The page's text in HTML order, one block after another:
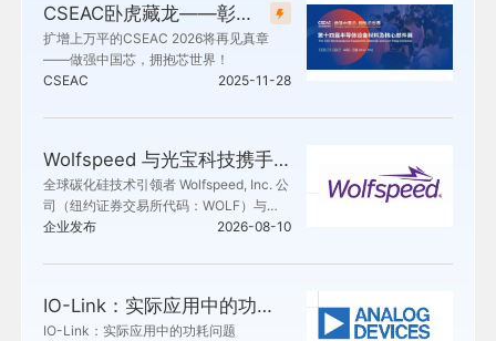
口。
CSEAC卧虎藏龙——彰显半导体设备材料及核心部件的中国力量
扩增上万平的CSEAC 2026将再见真章
——做强中国芯，拥抱芯世界！
CSEAC
2025-11-28
Wolfspeed 与光宝科技携手合作 800 VDC 电源解决方案，支持超大规模 AI 数据中心部署
全球碳化硅技术引领者 Wolfspeed, Inc. 公
司（纽约证券交易所代码：WOLF）与领
先的人工智能 (AI) 电源解决方案提供商光
y Corporation) 宣布达成战略合作，Wolfs
ON) 800VDC sidecar 及计算机架电源供
应单元 (PSU) 等平台成功完成适配。
企业发布 2026-08-10
IO-Link：实际应用中的功耗问题
IO-Link：实际应用中的功耗问题